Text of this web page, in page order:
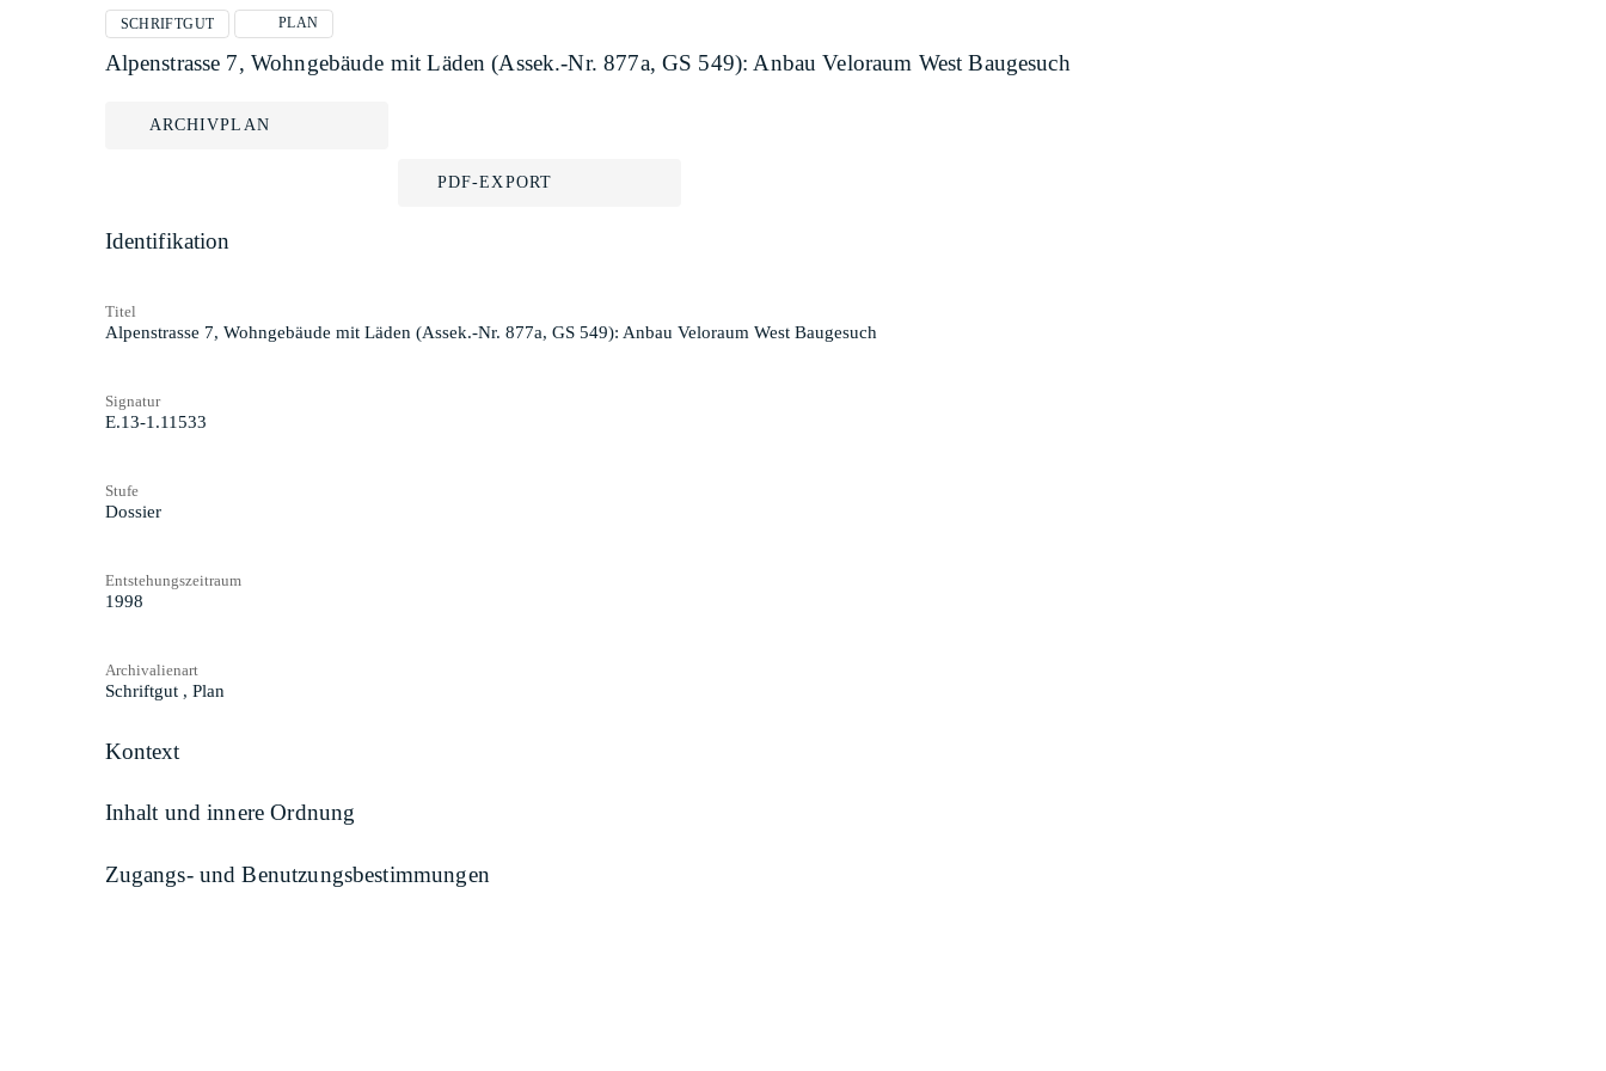
SCHRIFTGUT PLAN
Alpenstrasse 7, Wohngebäude mit Läden (Assek.-Nr. 877a, GS 549): Anbau Veloraum West Baugesuch
ARCHIVPLAN
PDF-EXPORT
Identifikation
Titel
Alpenstrasse 7, Wohngebäude mit Läden (Assek.-Nr. 877a, GS 549): Anbau Veloraum West Baugesuch
Signatur
E.13-1.11533
Stufe
Dossier
Entstehungszeitraum
1998
Archivalienart
Schriftgut , Plan
Kontext
Inhalt und innere Ordnung
Zugangs- und Benutzungsbestimmungen